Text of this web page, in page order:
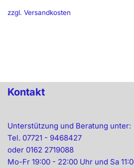
zzgl. Versandkosten
Kontakt
Unterstützung und Beratung unter:
Tel. 07721 - 9468427
oder 0162 2719088
Mo-Fr 19:00 - 22:00 Uhr und Sa